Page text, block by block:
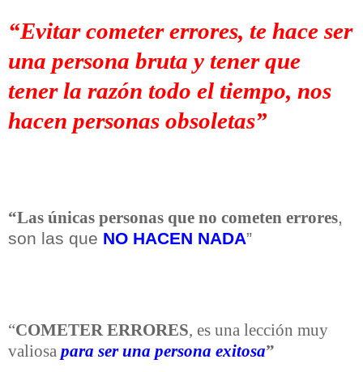
“Evitar cometer errores, te hace ser
una persona bruta y tener que
tener la razón todo el tiempo, nos
hacen personas obsoletas”
“Las únicas personas que no cometen errores,
son las que NO HACEN NADA”
“COMETER ERRORES, es una lección muy
valiosa para ser una persona exitosa”